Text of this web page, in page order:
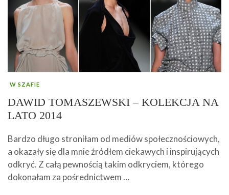
W SZAFIE
DAWID TOMASZEWSKI – KOLEKCJA NA
LATO 2014
Bardzo długo stroniłam od mediów społecznościowych,
a okazały się dla mnie źródłem ciekawych i inspirujących
odkryć. Z całą pewnością takim odkryciem, którego
dokonałam za pośrednictwem …